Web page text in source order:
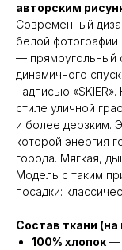
авторским
Современный
белой фотографии
— прямоугольный
динамичного
надписью
стиле уличной
и более дерзким.
которой энергия
города. Мягкая,
Модель с таким
посадки:
Состав ткани (на
100% хлопок —